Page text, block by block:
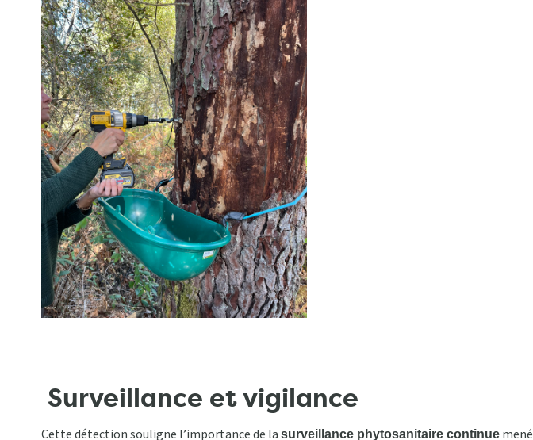
Surveillance et vigilance
Cette détection souligne l’importance de la surveillance phytosanitaire continue